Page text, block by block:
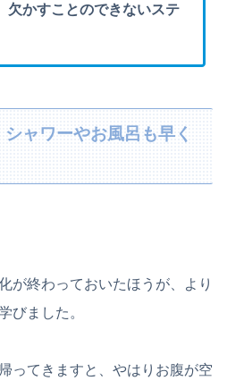
欠かすことのできないステ
ャワーやお風呂も早く
が終わっておいたほうが、より
びました。
ってきますと、やはりお腹が空